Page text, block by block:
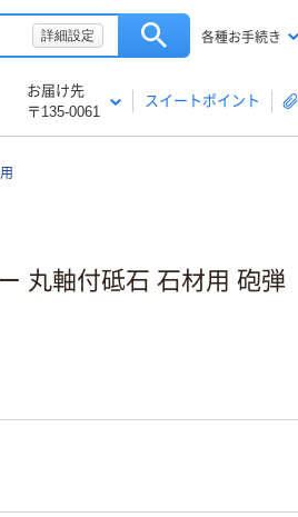
詳細設定 各種お手続き
お届け先
〒135-0061
スイートポイント
丸軸付砥石 石材用 砲弾